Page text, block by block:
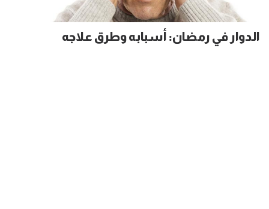
الدوار في رمضان: أسبابه وطرق علاجه